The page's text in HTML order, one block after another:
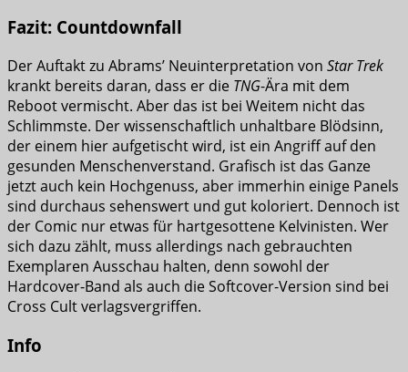
Fazit: Countdownfall
Der Auftakt zu Abrams’ Neuinterpretation von Star Trek
krankt bereits daran, dass er die TNG-Ära mit dem
Reboot vermischt. Aber das ist bei Weitem nicht das
Schlimmste. Der wissenschaftlich unhaltbare Blödsinn,
der einem hier aufgetischt wird, ist ein Angriff auf den
gesunden Menschenverstand. Grafisch ist das Ganze
jetzt auch kein Hochgenuss, aber immerhin einige Panels
sind durchaus sehenswert und gut koloriert. Dennoch ist
der Comic nur etwas für hartgesottene Kelvinisten. Wer
sich dazu zählt, muss allerdings nach gebrauchten
Exemplaren Ausschau halten, denn sowohl der
Hardcover-Band als auch die Softcover-Version sind bei
Cross Cult verlagsvergriffen.
Info